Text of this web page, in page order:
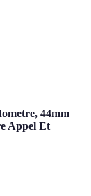
44mm
Appel Et